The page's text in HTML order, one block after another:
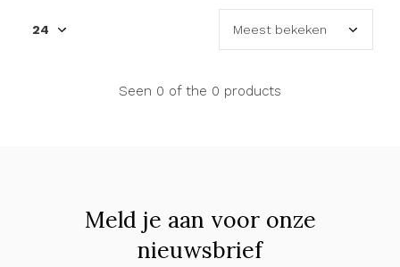
Seen 0 of the 0 products
Meld je aan voor onze
nieuwsbrief